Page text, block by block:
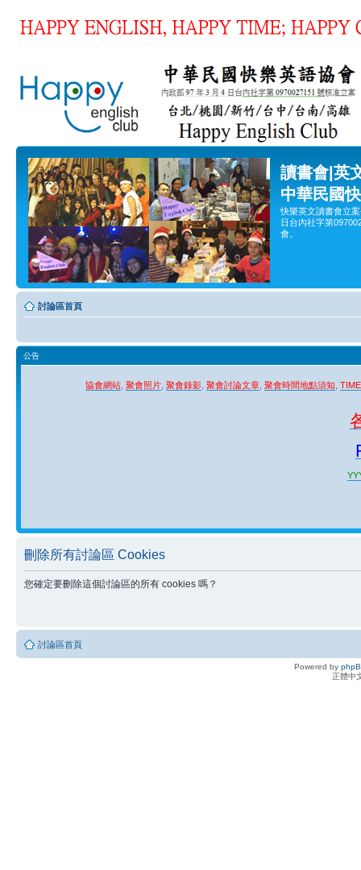
讀書會|英
中華民國
快樂英文讀書會立
日台內社字第
會。
討論區首頁
公告
協會網站 聚會照片 聚會錄影 聚會討論文章 聚會時間地點須知
刪除所有討論區 Cookies
您確定要刪除這個討論區的所有 cookies 嗎？
討論區首頁
Powered by
正體中